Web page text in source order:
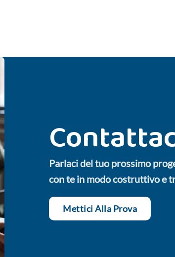
Parlaci del tuo prossimo
con te in modo costruttivo e
Mettici Alla Prova